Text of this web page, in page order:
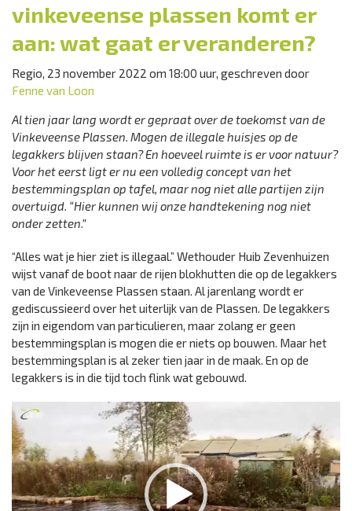
vinkeveense plassen komt er
aan: wat gaat er veranderen?
Regio, 23 november 2022 om 18:00 uur, geschreven door
Fenne van Loon
Al tien jaar lang wordt er gepraat over de toekomst van de
Vinkeveense Plassen. Mogen de illegale huisjes op de
legakkers blijven staan? En hoeveel ruimte is er voor natuur?
Voor het eerst ligt er nu een volledig concept van het
bestemmingsplan op tafel, maar nog niet alle partijen zijn
overtuigd. “Hier kunnen wij onze handtekening nog niet
onder zetten.”
“Alles wat je hier ziet is illegaal.” Wethouder Huib Zevenhuizen
wijst vanaf de boot naar de rijen blokhutten die op de legakkers
van de Vinkeveense Plassen staan. Al jarenlang wordt er
gediscussieerd over het uiterlijk van de Plassen. De legakkers
zijn in eigendom van particulieren, maar zolang er geen
bestemmingsplan is mogen die er niets op bouwen. Maar het
bestemmingsplan is al zeker tien jaar in de maak. En op de
legakkers is in die tijd toch flink wat gebouwd.
Videospeler